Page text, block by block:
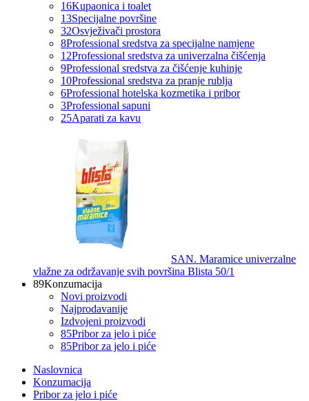
16Kupaonica i toalet
13Specijalne površine
32Osvježivači prostora
8Professional sredstva za specijalne namjene
12Professional sredstva za univerzalna čišćenja
9Professional sredstva za čišćenje kuhinje
10Professional sredstva za pranje rublja
6Professional hotelska kozmetika i pribor
3Professional sapuni
25Aparati za kavu
SAN. Maramice univerzalne
vlažne za održavanje svih površina Blista 50/1
89Konzumacija
Novi proizvodi
Najprodavanije
Izdvojeni proizvodi
85Pribor za jelo i piće
85Pribor za jelo i piće
Naslovnica
Konzumacija
Pribor za jelo i piće